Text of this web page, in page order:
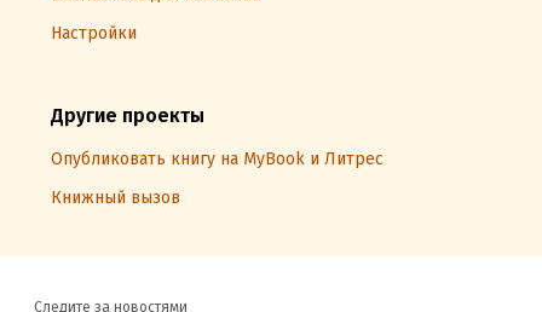
Настройки
Другие проекты
Опубликовать книгу на MyBook и Литрес
Книжный вызов
Следите за новостями